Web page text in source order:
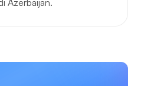
Azerbaijan.